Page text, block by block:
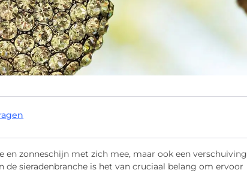
zonneschijn met zich mee, maar ook een verschuiving
sieradenbranche is het van cruciaal belang om ervoor